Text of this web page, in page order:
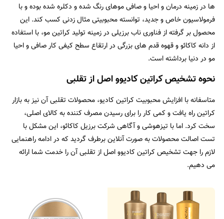
ها در زمینه درمان و احیا و صافی موهای رنگ شده و دکلره شده بوده و با
فرمولاسیون خاص و جدید، توانسته محبوبیتی مثال زدنی کسب کند. این
محصول بر گرفته از فناوری ناب برزیلی در زمینه تولید کراتین مو، با استفاده
از دانه کاکائو و قهوه قدم های بزرگی در ارتقاع سطح کیفی کار صافی و احیا
مو در دنیا برداشته است.
نحوه تشخیص کراتین کادیوو اصل از تقلبی
متاسفانه با افزایش محبوبیت کراتین کادیو، محصولات تقلبی آن نیز به بازار
کراتین راه یافت و کمی کار را برای رسیدن مصرف کننده به کالای اصلی،
سخت کرد. اما با تیزهوشی و آگاهی شرکت برزیل کاکائو، این مشکل با
تست اصالت محصولات به صورت آنلاین برطرف گردید که در ادامه راهنمایی
لازم را جهت تشخیص کراتین کادیوو اصل از تقلبی آن را خدمت شما ارائه
می دهیم.